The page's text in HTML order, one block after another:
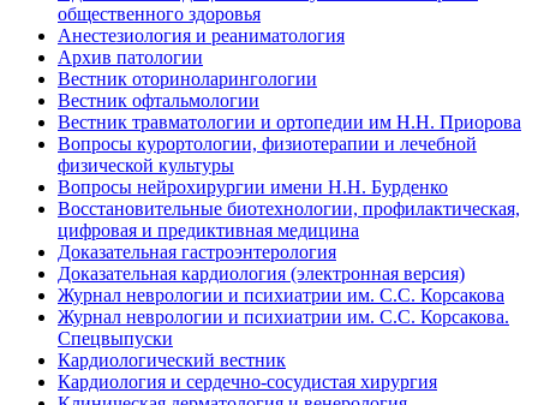
общественного здоровья
Анестезиология и реаниматология
Архив патологии
Вестник оториноларингологии
Вестник офтальмологии
Вестник травматологии и ортопедии им Н.Н. Приорова
Вопросы курортологии, физиотерапии и лечебной
физической культуры
Вопросы нейрохирургии имени Н.Н. Бурденко
Восстановительные биотехнологии, профилактическая,
цифровая и предиктивная медицина
Доказательная гастроэнтерология
Доказательная кардиология (электронная версия)
Журнал неврологии и психиатрии им. С.С. Корсакова
Журнал неврологии и психиатрии им. С.С. Корсакова.
Спецвыпуски
Кардиологический вестник
Кардиология и сердечно-сосудистая хирургия